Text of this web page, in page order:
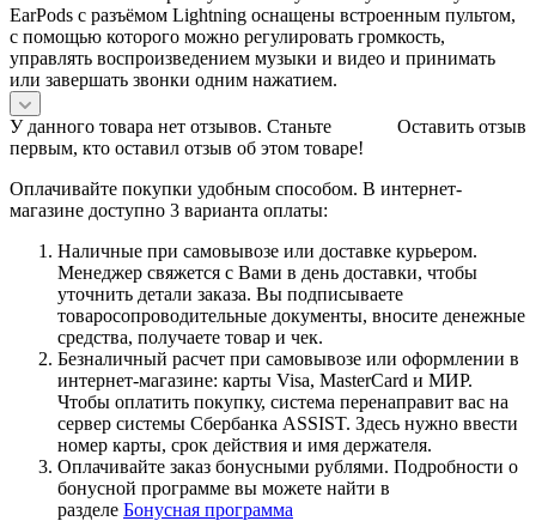
EarPods с разъёмом Lightning оснащены встроенным пультом,
с помощью которого можно регулировать громкость,
управлять воспроизведением музыки и видео и принимать
или завершать звонки одним нажатием.
Оставить отзыв
У данного товара нет отзывов. Станьте
первым, кто оставил отзыв об этом товаре!
Оплачивайте покупки удобным способом. В интернет-
магазине доступно 3 варианта оплаты:
Наличные при самовывозе или доставке курьером.
Менеджер свяжется с Вами в день доставки, чтобы
уточнить детали заказа. Вы подписываете
товаросопроводительные документы, вносите денежные
средства, получаете товар и чек.
Безналичный расчет при самовывозе или оформлении в
интернет-магазине: карты Visa, MasterCard и МИР.
Чтобы оплатить покупку, система перенаправит вас на
сервер системы Сбербанка ASSIST. Здесь нужно ввести
номер карты, срок действия и имя держателя.
Оплачивайте заказ бонусными рублями. Подробности о
бонусной программе вы можете найти в
разделе Бонусная программа